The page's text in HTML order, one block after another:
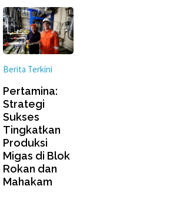
Berita Terkini
Pertamina:
Strategi
Sukses
Tingkatkan
Produksi
Migas di Blok
Rokan dan
Mahakam